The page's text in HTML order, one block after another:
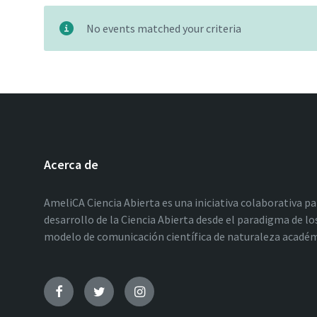
No events matched your criteria
Acerca de
AmeliCA Ciencia Abierta es una iniciativa colaborativa
desarrollo de la Ciencia Abierta desde el paradigma de
modelo de comunicación científica de naturaleza
FacebookTwitter Instagram